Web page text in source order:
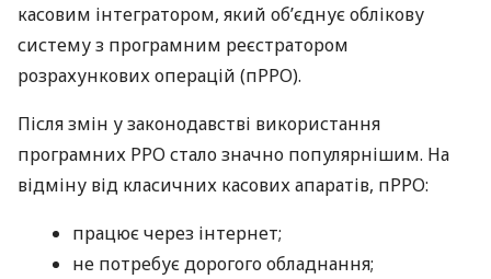
касовим інтегратором, який об’єднує облікову
систему з програмним реєстратором
розрахункових операцій (пРРО).
Після змін у законодавстві використання
програмних РРО стало значно популярнішим. На
відміну від класичних касових апаратів, пРРО:
працює через інтернет;
не потребує дорогого обладнання;